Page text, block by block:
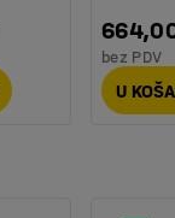
bez PDV
U